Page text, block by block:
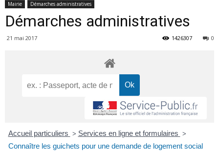
Mairie Démarches administratives
Démarches administratives
21 mai 2017 0
1426307
Accueil particuliers > Services en ligne et formulaires >
Connaître les guichets pour une demande de logement social